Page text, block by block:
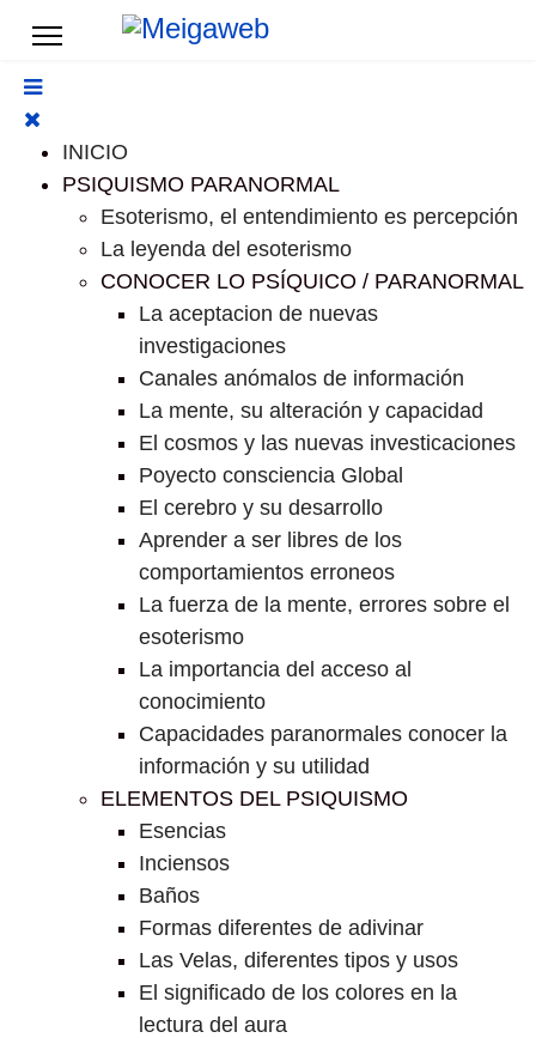
INICIO
PSIQUISMO PARANORMAL
Esoterismo, el entendimiento es percepción
La leyenda del esoterismo
CONOCER LO PSÍQUICO / PARANORMAL
La aceptacion de nuevas
investigaciones
Canales anómalos de información
La mente, su alteración y capacidad
El cosmos y las nuevas investicaciones
Poyecto consciencia Global
El cerebro y su desarrollo
Aprender a ser libres de los
comportamientos erroneos
La fuerza de la mente, errores sobre el
esoterismo
La importancia del acceso al
conocimiento
Capacidades paranormales conocer la
información y su utilidad
ELEMENTOS DEL PSIQUISMO
Esencias
Inciensos
Baños
Formas diferentes de adivinar
Las Velas, diferentes tipos y usos
El significado de los colores en la
lectura del aura